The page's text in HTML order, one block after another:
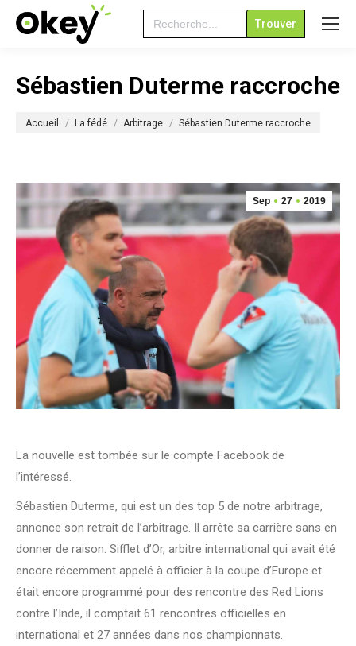
Search
for:
Sébastien Duterme raccroche
Accueil La fédé Arbitrage Sébastien Duterme raccroche
Sep 27 2019
La nouvelle est tombée sur le compte Facebook de
l’intéressé.
Sébastien Duterme, qui est un des top 5 de notre arbitrage,
annonce son retrait de l’arbitrage. Il arrête sa carrière sans en
donner de raison. Sifflet d’Or, arbitre international qui avait été
encore récemment appelé à officier à la coupe d’Europe et
était encore programmé pour des rencontre des Red Lions
contre l’Inde, il comptait 61 rencontres officielles en
international et 27 années dans nos championnats.